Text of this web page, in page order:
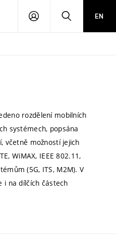
PŘIHLÁSIT HLEDATEN
rozdělení mobilních
systémech, popsána
včetně možností jejich
WiMAX, IEEE 802.11,
(5G, ITS, M2M). V
i na dílčích částech